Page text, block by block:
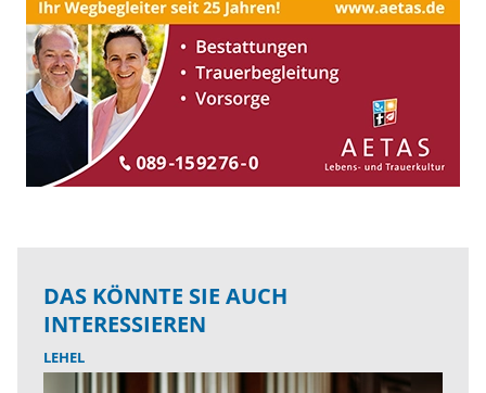
DAS KÖNNTE SIE AUCH
INTERESSIEREN
LEHEL